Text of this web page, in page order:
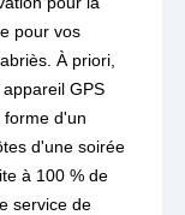
pour vos
À priori,
GPS
forme d'un
d'une soirée
à 100 % de
service de